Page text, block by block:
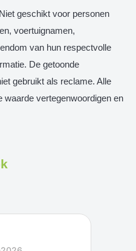
geschikt voor personen
voertuignamen,
van hun respectvolle
De getoonde
gebruikt als reclame. Alle
waarde vertegenwoordigen en